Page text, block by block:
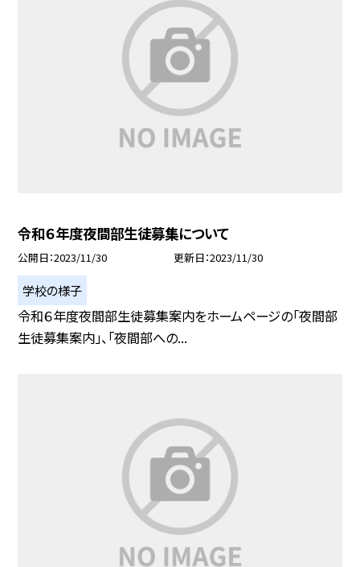
令和６年度夜間部生徒募集について
公開日 2023/11/30 更新日 2023/11/30
学校の様子
令和６年度夜間部生徒募集案内をホームページの「夜間部
生徒募集案内」、「夜間部への...